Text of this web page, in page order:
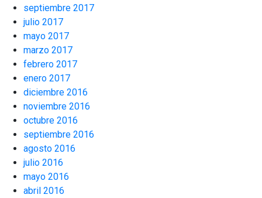
septiembre 2017
julio 2017
mayo 2017
marzo 2017
febrero 2017
enero 2017
diciembre 2016
noviembre 2016
octubre 2016
septiembre 2016
agosto 2016
julio 2016
mayo 2016
abril 2016